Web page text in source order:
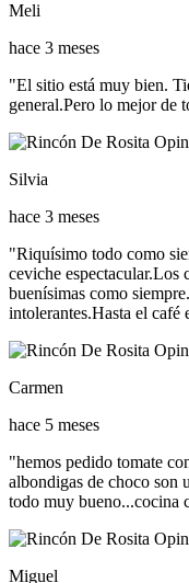
Meli
hace 3 meses
"El sitio está muy bien.
general.Pero lo mejor de
Silvia
hace 3 meses
"Riquísimo todo como
ceviche espectacular.Los
buenísimas como
intolerantes.Hasta el café
Carmen
hace 5 meses
"hemos pedido tomate
albondigas de choco son
todo muy bueno...cocina
Miguel